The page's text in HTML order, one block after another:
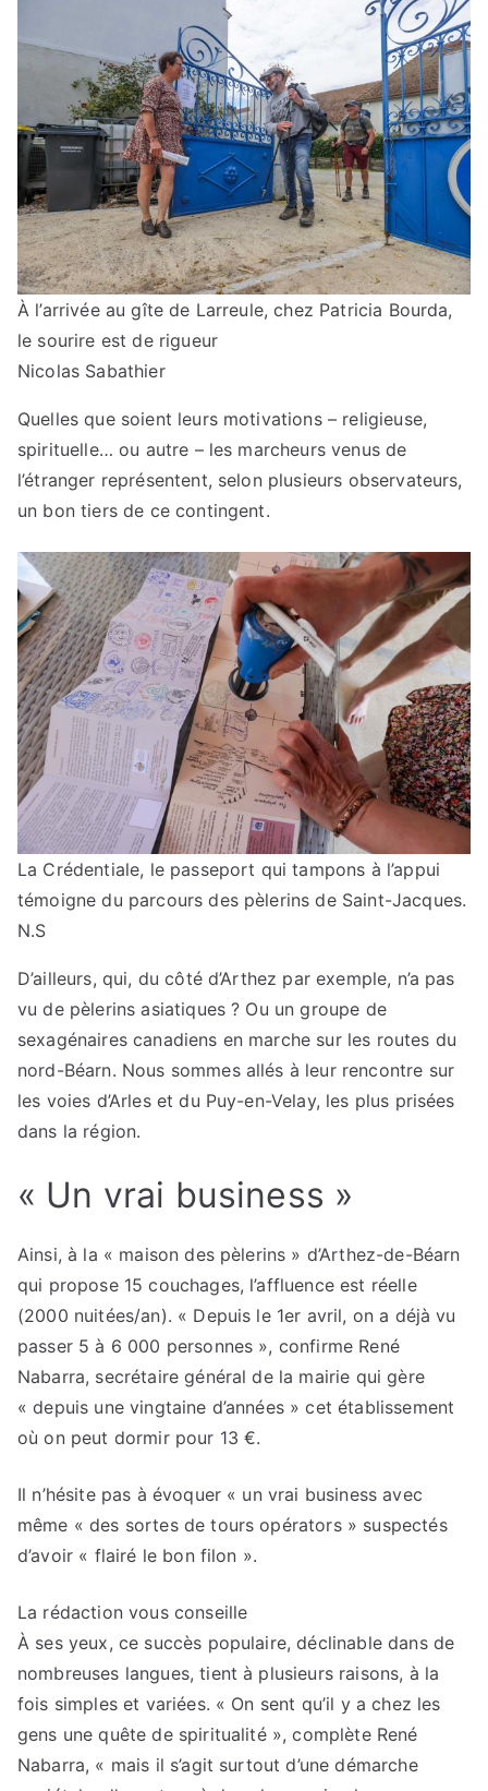
À l’arrivée au gîte de Larreule, chez Patricia Bourda,
le sourire est de rigueur
Nicolas Sabathier
Quelles que soient leurs motivations – religieuse,
spirituelle… ou autre – les marcheurs venus de
l’étranger représentent, selon plusieurs observateurs,
un bon tiers de ce contingent.
La Crédentiale, le passeport qui tampons à l’appui
témoigne du parcours des pèlerins de Saint-Jacques.
N.S
D’ailleurs, qui, du côté d’Arthez par exemple, n’a pas
vu de pèlerins asiatiques ? Ou un groupe de
sexagénaires canadiens en marche sur les routes du
nord-Béarn. Nous sommes allés à leur rencontre sur
les voies d’Arles et du Puy-en-Velay, les plus prisées
dans la région.
« Un vrai business »
Ainsi, à la « maison des pèlerins » d’Arthez-de-Béarn
qui propose 15 couchages, l’affluence est réelle
(2000 nuitées/an). « Depuis le 1er avril, on a déjà vu
passer 5 à 6 000 personnes », confirme René
Nabarra, secrétaire général de la mairie qui gère
« depuis une vingtaine d’années » cet établissement
où on peut dormir pour 13 €.
Il n’hésite pas à évoquer « un vrai business avec
même « des sortes de tours opérators » suspectés
d’avoir « flairé le bon filon ».
La rédaction vous conseille
À ses yeux, ce succès populaire, déclinable dans de
nombreuses langues, tient à plusieurs raisons, à la
fois simples et variées. « On sent qu’il y a chez les
gens une quête de spiritualité », complète René
Nabarra, « mais il s’agit surtout d’une démarche